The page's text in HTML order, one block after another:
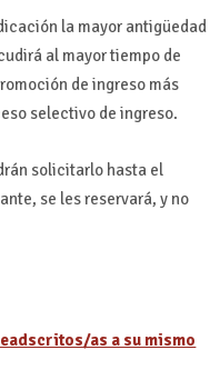
la mayor antigüedad
al mayor tiempo de
de ingreso más
selectivo de ingreso.
solicitarlo hasta el
se les reservará, y no
as a su mismo